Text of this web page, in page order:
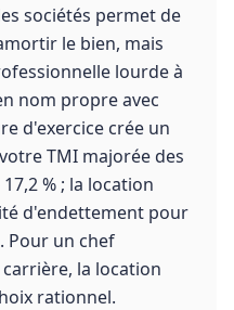
sociétés permet de
le bien, mais
lourde à
nom propre avec
d'exercice crée un
TMI majorée des
% ; la location
d'endettement pour
Pour un chef
la location
rationnel.